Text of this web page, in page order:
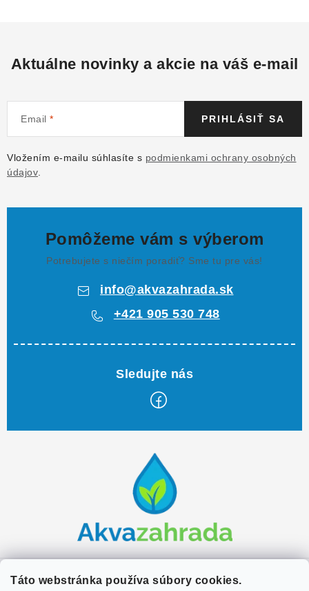
Táto webstránka používa súbory cookies.
Aktuálne novinky a akcie na váš e-mail
Email
Vložením e-mailu súhlasíte s podmienkami ochrany osobných
údajov
PRIHLÁSIŤ SA
Pomôžeme vám s výberom
Potrebujete s niečím poradiť? Sme tu pre vás!
info@akvazahrada.sk
+421 905 530 748
e
Zákaznícky servis